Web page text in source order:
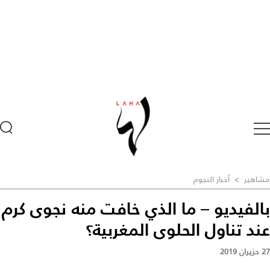
مشاهير > أخبار النجوم
بالفيديو – ما الذي خافت منه نجوى كرم
عند تناول الحلوى المغربية؟
27 حزيران 2019